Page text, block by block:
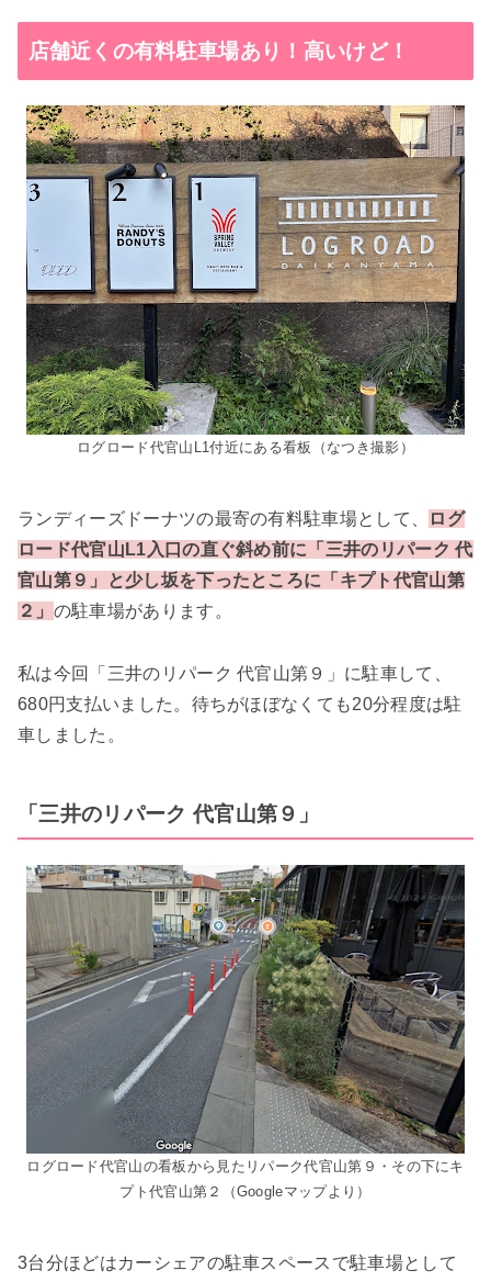
食...
店舗近くの有料駐車場あり！高いけど！
ログロード代官山L1付近にある看板（なつき撮影）
ランディーズドーナツの最寄の有料駐車場として、
ログ
ロード代官山L1入口の直ぐ斜め前に「三井のリパーク 代
官山第９」と少し坂を下ったところに「キプト代官山第
２」 の駐車場があります。
私は今回「三井のリパーク 代官山第９」に駐車して、
680円支払いました。待ちがほぼなくても20分程度は駐
車しました。
「三井のリパーク 代官山第９」
ログロード代官山の看板から見たリパーク代官山第９・その下にキ
プト代官山第２（Googleマップより）
3台分ほどはカーシェアの駐車スペースで駐車場として